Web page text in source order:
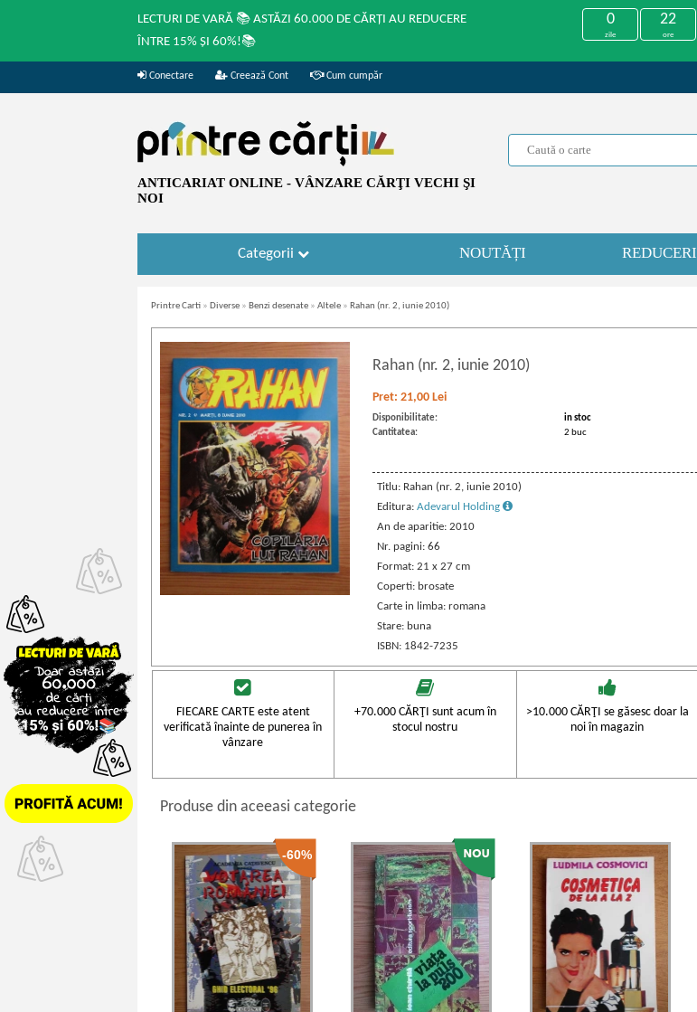
LECTURI DE VARĂ 📚 ASTĂZI 60.000 DE CĂRȚI AU REDUCERE
ÎNTRE 15% ȘI 60%!📚
0
zile
22
ore
Conectare Creează Cont Cum cumpăr
ANTICARIAT ONLINE - VÂNZARE CĂRŢI VECHI ŞI
NOI
Categorii NOUTĂȚI REDUCERI
Printre Carti » Diverse » Benzi desenate » Altele » Rahan (nr. 2, iunie 2010)
Rahan (nr. 2, iunie 2010)
Pret: 21,00 Lei
Disponibilitate:
in stoc
Cantitatea:
2 buc
Titlu: Rahan (nr. 2, iunie 2010)
Editura: Adevarul Holding
An de aparitie: 2010
Nr. pagini: 66
Format: 21 x 27 cm
Coperti: brosate
Carte in limba: romana
Stare: buna
ISBN: 1842-7235
FIECARE CARTE este atent
verificată înainte de punerea în
vânzare
+70.000 CĂRŢI sunt acum în
stocul nostru
>10.000 CĂRŢI se găsesc doar la
noi în magazin
Produse din aceeasi categorie
-60%